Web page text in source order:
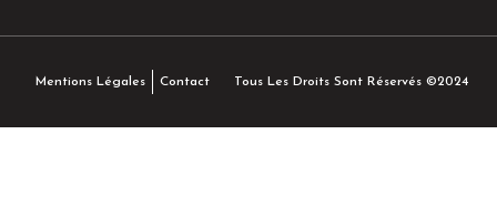
Mentions Légales Contact Tous Les Droits Sont Réservés ©2024